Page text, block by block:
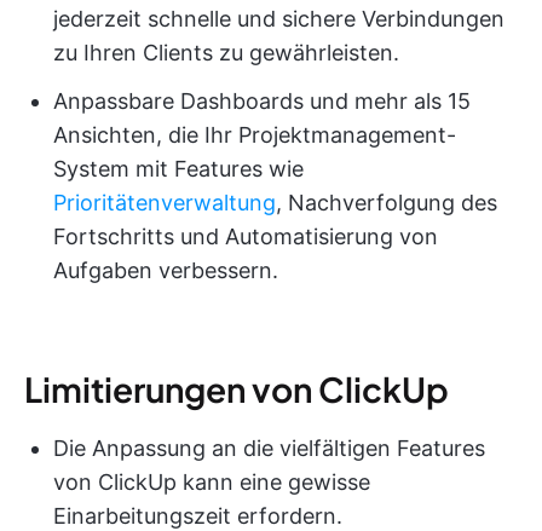
jederzeit schnelle und sichere Verbindungen
zu Ihren Clients zu gewährleisten.
Anpassbare Dashboards und mehr als 15
Ansichten, die Ihr Projektmanagement-
System mit Features wie
Prioritätenverwaltung, Nachverfolgung des
Fortschritts und Automatisierung von
Aufgaben verbessern.
Limitierungen von ClickUp
Die Anpassung an die vielfältigen Features
von ClickUp kann eine gewisse
Einarbeitungszeit erfordern.